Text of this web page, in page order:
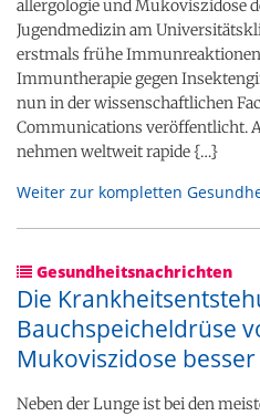
allergologie und Mukoviszidose
Jugendmedizin am
erstmals frühe
Immuntherapie gegen
nun in der wissenschaftlichen
Communications veröffentlicht.
nehmen weltweit rapide {…}
Weiter zur kompletten
Gesundheitsnachrichten
Die
Bauchspeicheldrüse
Mukoviszidose
Neben der Lunge ist bei den